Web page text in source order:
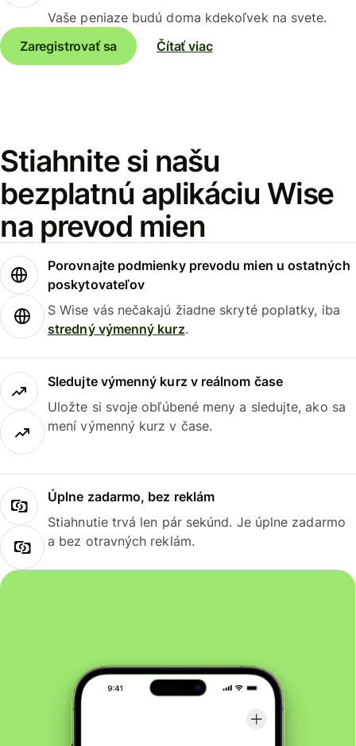
Vaše peniaze budú doma kdekoľvek na svete.
Zaregistrovať sa
Čítať viac
Stiahnite si našu
bezplatnú aplikáciu Wise
na prevod mien
Porovnajte podmienky prevodu mien u ostatných
poskytovateľov
S Wise vás nečakajú žiadne skryté poplatky, iba
stredný výmenný kurz.
Sledujte výmenný kurz v reálnom čase
Uložte si svoje obľúbené meny a sledujte, ako sa
mení výmenný kurz v čase.
Úplne zadarmo, bez reklám
Stiahnutie trvá len pár sekúnd. Je úplne zadarmo
a bez otravných reklám.